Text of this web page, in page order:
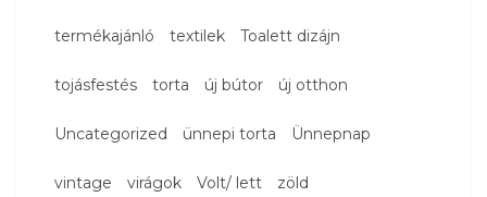
termékajánló textilek Toalett dizájn
tojásfestés torta új bútor új otthon
Uncategorized ünnepi torta Ünnepnap
vintage virágok Volt/ lett zöld